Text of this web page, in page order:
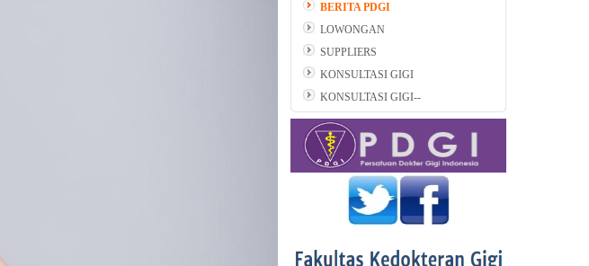
BERITA PDGI
LOWONGAN
SUPPLIERS
KONSULTASI GIGI
KONSULTASI GIGI--